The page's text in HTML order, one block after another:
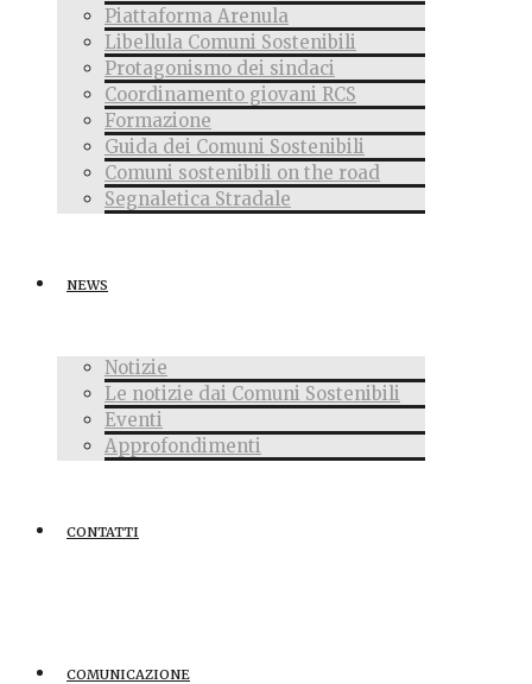
Piattaforma Arenula
Libellula Comuni Sostenibili
Protagonismo dei sindaci
Coordinamento giovani RCS
Formazione
Guida dei Comuni Sostenibili
Comuni sostenibili on the road
Segnaletica Stradale
NEWS
Notizie
Le notizie dai Comuni Sostenibili
Eventi
Approfondimenti
CONTATTI
COMUNICAZIONE